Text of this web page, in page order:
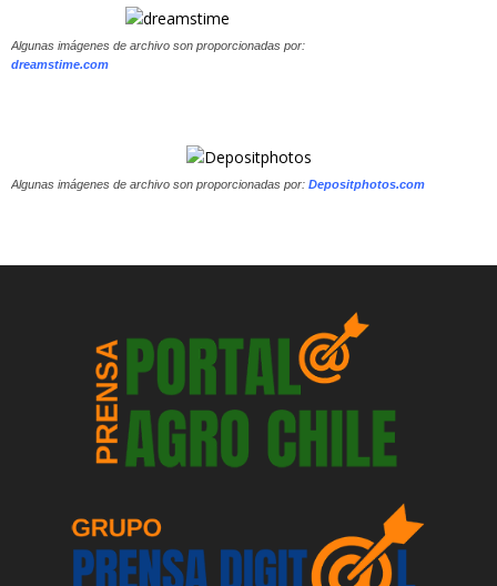
Algunas imágenes de archivo son proporcionadas por:
dreamstime.com
Algunas imágenes de archivo son proporcionadas por: Depositphotos.com